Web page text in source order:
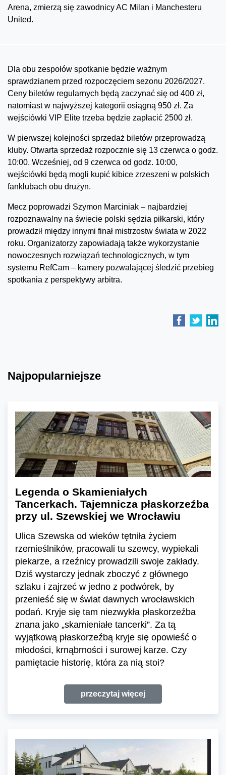
Arena, zmierzą się zawodnicy AC Milan i Manchesteru
United.
Dla obu zespołów spotkanie będzie ważnym
sprawdzianem przed rozpoczęciem sezonu 2026/2027.
Ceny biletów regularnych będą zaczynać się od 400 zł,
natomiast w najwyższej kategorii osiągną 950 zł. Za
wejściówki VIP Elite trzeba będzie zapłacić 2500 zł.
W pierwszej kolejności sprzedaż biletów przeprowadzą
kluby. Otwarta sprzedaż rozpocznie się 13 czerwca o godz.
10:00. Wcześniej, od 9 czerwca od godz. 10:00,
wejściówki będą mogli kupić kibice zrzeszeni w polskich
fanklubach obu drużyn.
Mecz poprowadzi Szymon Marciniak – najbardziej
rozpoznawalny na świecie polski sędzia piłkarski, który
prowadził między innymi finał mistrzostw świata w 2022
roku. Organizatorzy zapowiadają także wykorzystanie
nowoczesnych rozwiązań technologicznych, w tym
systemu RefCam – kamery pozwalającej śledzić przebieg
spotkania z perspektywy arbitra.
Najpopularniejsze
Legenda o Skamieniałych
Tancerkach. Tajemnicza płaskorzeźba
przy ul. Szewskiej we Wrocławiu
Ulica Szewska od wieków tętniła życiem
rzemieślników, pracowali tu szewcy, wypiekali
piekarze, a rzeźnicy prowadzili swoje zakłady.
Dziś wystarczy jednak zboczyć z głównego
szlaku i zajrzeć w jedno z podwórek, by
przenieść się w świat dawnych wrocławskich
podań. Kryje się tam niezwykła płaskorzeźba
znana jako „skamieniałe tancerki”. Za tą
wyjątkową płaskorzeźbą kryje się opowieść o
młodości, krnąbrności i surowej karze. Czy
pamiętacie historię, która za nią stoi?
przeczytaj więcej